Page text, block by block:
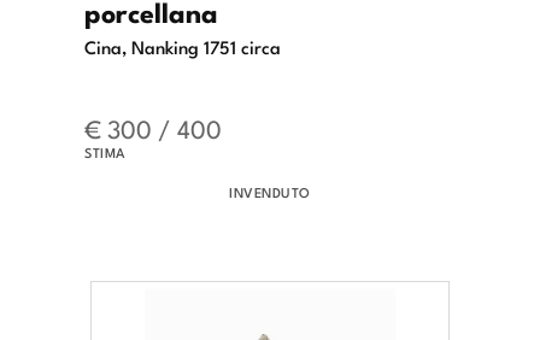
porcellana
Cina, Nanking 1751 circa
€ 300 / 400
STIMA
INVENDUTO